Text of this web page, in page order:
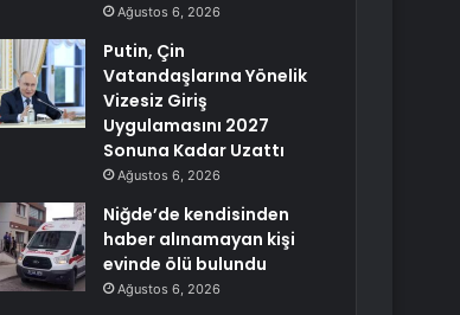
Ağustos 6, 2026
Putin, Çin
Vatandaşlarına Yönelik
Vizesiz Giriş
Uygulamasını 2027
Sonuna Kadar Uzattı
Ağustos 6, 2026
Niğde’de kendisinden
haber alınamayan kişi
evinde ölü bulundu
Ağustos 6, 2026